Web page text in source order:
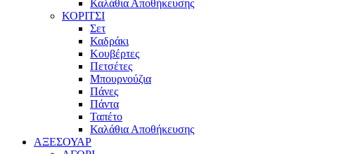
Καλάθια Αποθήκευσης
ΚΟΡΙΤΣΙ
Σετ
Καδράκι
Κουβέρτες
Πετσέτες
Μπουρνούζια
Πάνες
Πάντα
Ταπέτο
Καλάθια Αποθήκευσης
ΑΞΕΣΟΥΑΡ